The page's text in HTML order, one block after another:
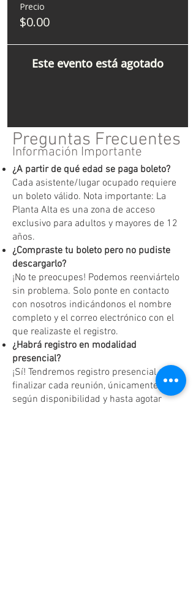
Precio
$0.00
Este evento está agotado
Preguntas Frecuentes
Información Importante
¿A partir de qué edad se paga boleto?
Cada asistente/lugar ocupado requiere
un boleto válido. Nota importante: La
Planta Alta es una zona de acceso
exclusivo para adultos y mayores de 12
años.
¿Compraste tu boleto pero no pudiste
descargarlo?
¡No te preocupes! Podemos reenviártelo
sin problema. Solo ponte en contacto
con nosotros indicándonos el nombre
completo y el correo electrónico con el
que realizaste el registro.
¿Habrá registro en modalidad
presencial?
¡Sí! Tendremos registro presencial al
finalizar cada reunión, únicamente
según disponibilidad y hasta agotar